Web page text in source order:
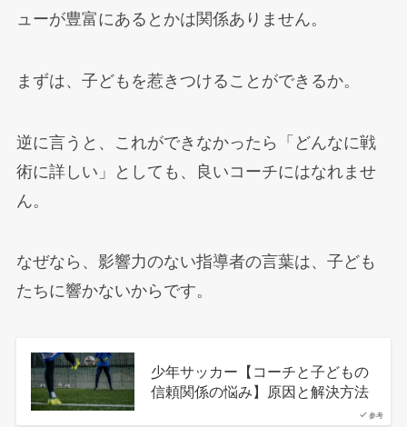
ューが豊富にあるとかは関係ありません。
まずは、子どもを惹きつけることができるか。
逆に言うと、これができなかったら「どんなに戦
術に詳しい」としても、良いコーチにはなれませ
ん。
なぜなら、影響力のない指導者の言葉は、子ども
たちに響かないからです。
参考
少年サッカー【コーチと子どもの
信頼関係の悩み】原因と解決方法